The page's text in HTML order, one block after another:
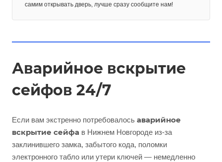
самим открывать дверь, лучше сразу сообщите нам!
Аварийное вскрытие
сейфов 24/7
Если вам экстренно потребовалось аварийное
вскрытие сейфа в Нижнем Новгороде из-за
заклинившего замка, забытого кода, поломки
электронного табло или утери ключей — немедленно